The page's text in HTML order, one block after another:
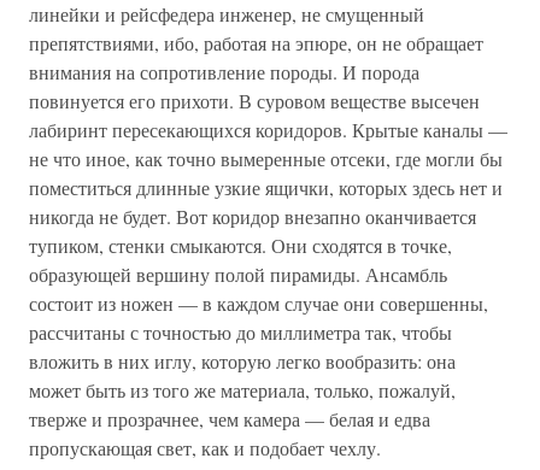
линейки и рейсфедера инженер, не смущенный
препятствиями, ибо, работая на эпюре, он не обращает
внимания на сопротивление породы. И порода
повинуется его прихоти. В суровом веществе высечен
лабиринт пересекающихся коридоров. Крытые каналы —
не что иное, как точно вымеренные отсеки, где могли бы
поместиться длинные узкие ящички, которых здесь нет и
никогда не будет. Вот коридор внезапно оканчивается
тупиком, стенки смыкаются. Они сходятся в точке,
образующей вершину полой пирамиды. Ансамбль
состоит из ножен — в каждом случае они совершенны,
рассчитаны с точностью до миллиметра так, чтобы
вложить в них иглу, которую легко вообразить: она
может быть из того же материала, только, пожалуй,
тверже и прозрачнее, чем камера — белая и едва
пропускающая свет, как и подобает чехлу.